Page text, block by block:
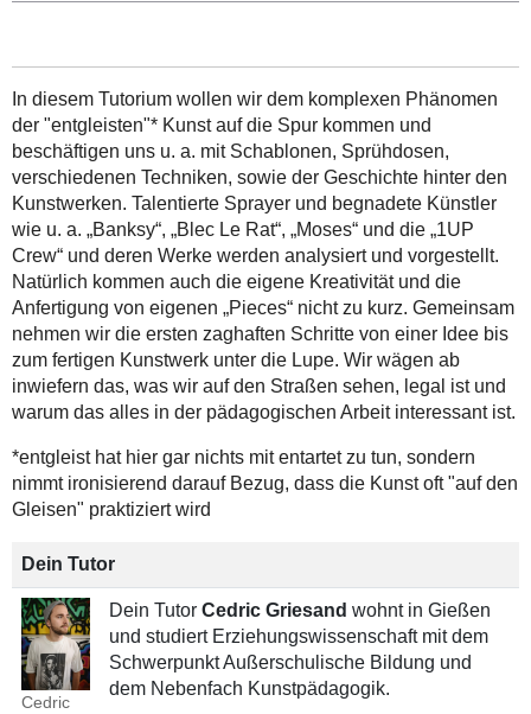
In diesem Tutorium wollen wir dem komplexen Phänomen
der "entgleisten"* Kunst auf die Spur kommen und
beschäftigen uns u. a. mit Schablonen, Sprühdosen,
verschiedenen Techniken, sowie der Geschichte hinter den
Kunstwerken. Talentierte Sprayer und begnadete Künstler
wie u. a. „Banksy“, „Blec Le Rat“, „Moses“ und die „1UP
Crew“ und deren Werke werden analysiert und vorgestellt.
Natürlich kommen auch die eigene Kreativität und die
Anfertigung von eigenen „Pieces“ nicht zu kurz. Gemeinsam
nehmen wir die ersten zaghaften Schritte von einer Idee bis
zum fertigen Kunstwerk unter die Lupe. Wir wägen ab
inwiefern das, was wir auf den Straßen sehen, legal ist und
warum das alles in der pädagogischen Arbeit interessant ist.
*entgleist hat hier gar nichts mit entartet zu tun, sondern
nimmt ironisierend darauf Bezug, dass die Kunst oft "auf den
Gleisen" praktiziert wird
Dein Tutor
Cedric
Dein Tutor Cedric Griesand wohnt in Gießen
und studiert Erziehungswissenschaft mit dem
Schwerpunkt Außerschulische Bildung und
dem Nebenfach Kunstpädagogik.